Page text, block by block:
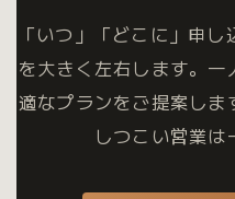
「いつ」「どこに」申
を大きく左右します。
適なプランをご提案しま
しつこい営業は